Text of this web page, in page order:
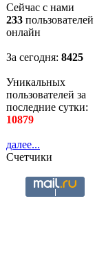
Сейчас с нами
233 пользователей
онлайн
За сегодня: 8425
Уникальных
пользователей за
последние сутки:
10879
далее...
Счетчики